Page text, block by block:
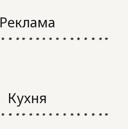
Реклама
Кухня